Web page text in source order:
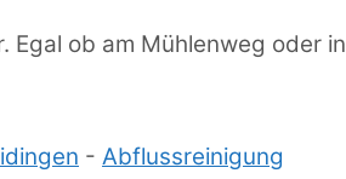
ob am Mühlenweg oder in
- Abflussreinigung